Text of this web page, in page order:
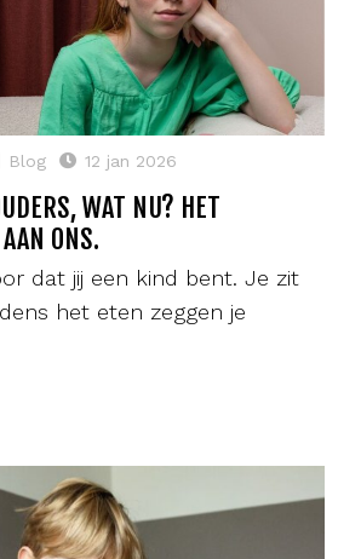
Blog 12 jan 2026
WAT NU? HET
ONS.
dat jij een kind bent. Je zit
het eten zeggen je